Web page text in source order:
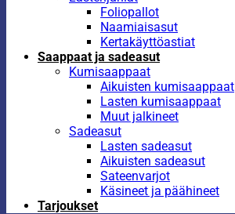
Foliopallot
Naamiaisasut
Kertakäyttöastiat
Saappaat ja sadeasut
Kumisaappaat
Aikuisten kumisaappaat
Lasten kumisaappaat
Muut jalkineet
Sadeasut
Lasten sadeasut
Aikuisten sadeasut
Sateenvarjot
Käsineet ja päähineet
Tarjoukset